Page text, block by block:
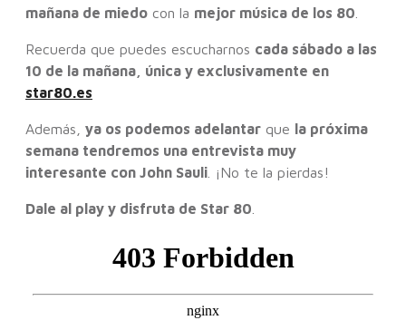
mañana de miedo con la mejor música de los 80
Recuerda que puedes escucharnos cada sábado a las
10 de la mañana, única y exclusivamente en
star80.es
Además, ya os podemos adelantar que la próxima
semana tendremos una entrevista muy
interesante con John Sauli . ¡No te la pierdas!
Dale al play y disfruta de Star 80